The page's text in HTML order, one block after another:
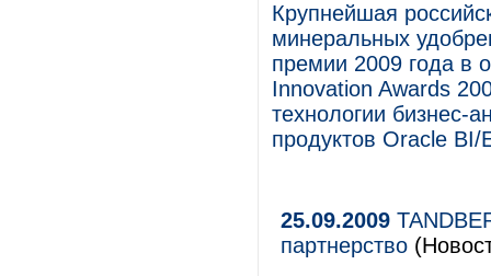
Крупнейшая
минеральных
премии 2009 года в
Innovation Awards
технологии бизнес-
продуктов Oracle BI/
25.09.2009
партнерство